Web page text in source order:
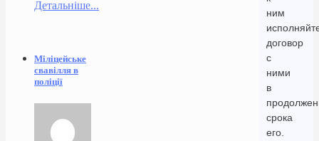
ним
договор
с
ними
в
срока
его.
Детальніше...
Міліцейське
свавілля в
поліції